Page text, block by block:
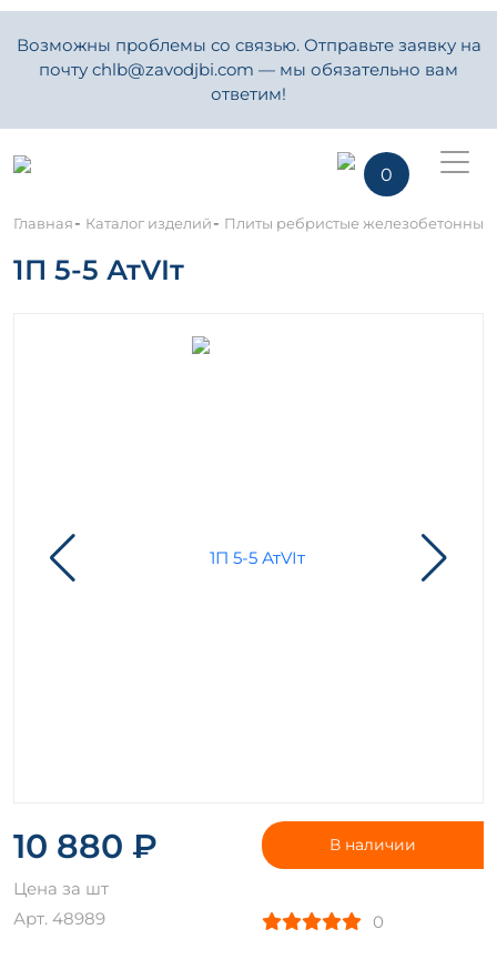
Возможны проблемы со связью. Отправьте заявку на
почту chlb@zavodjbi.com — мы обязательно вам
ответим!
0
Главная- Каталог изделий- Плиты ребристые железобетонные
1П 5-5 АтVIт
10 880 ₽
Цена за шт
Арт. 48989
В наличии
0